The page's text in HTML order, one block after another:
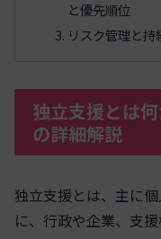
と優先順位
リスク管理と
独立支援とは
の詳細解説
独立支援とは、主に
に、行政や企業、支